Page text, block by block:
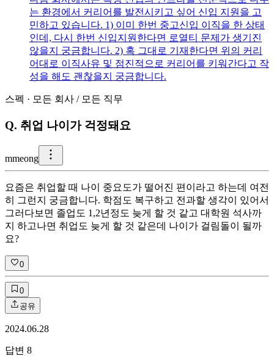
는 환경에서 커리어를 발전시키고 싶어 신입 지원을 고
민하고 있습니다. 1) 이미 한번 중고신입 이직을 한 상태
인데, 다시 한번 신입지원한다면 로열티 문제가 생기진
않을지 궁금합니다. 2) 혹 그대로 기재한다면 위의 커리
어대로 이직사유 및 점진적으로 커리어를 키워간다고 작
성을 해도 괜찮을지 궁금합니다.
스펙 · 모든 회사 / 모든 직무
Q. 취업 나이가 걱정돼요
mmeong
요즘은 취업할 때 나이 중요도가 떨어진 편이라고 하는데 여전
히 그런지 궁금합니다. 학점도 복구하고 전과할 생각이 있어서
그러다보면 졸업도 1,2년정도 늦게 할 것 같고 대학원 석사까
지 하고나면 취업도 늦게 할 것 같은데 나이가 걸림돌이 될까
요?
0
0
공유
2024.06.28
답변 8